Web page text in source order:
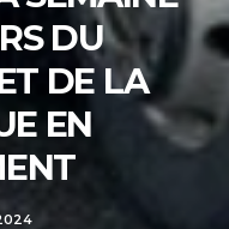
DU
DE LA
EN